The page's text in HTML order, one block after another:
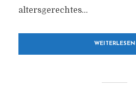
altersgerechtes...
WEITERLESEN